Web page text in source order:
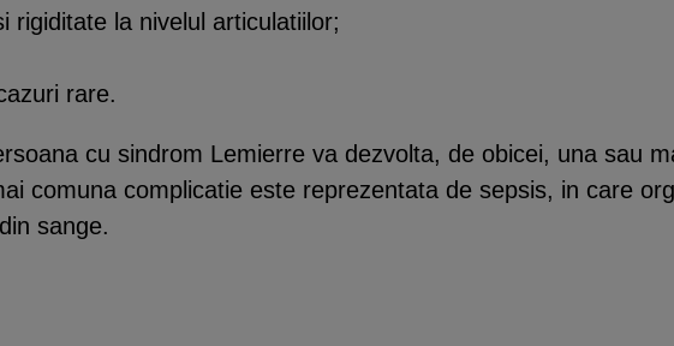
rigiditate la nivelul articulatiilor;
rare.
cu sindrom Lemierre va dezvolta, de obicei, una sau
comuna complicatie este reprezentata de sepsis, in care
sange.